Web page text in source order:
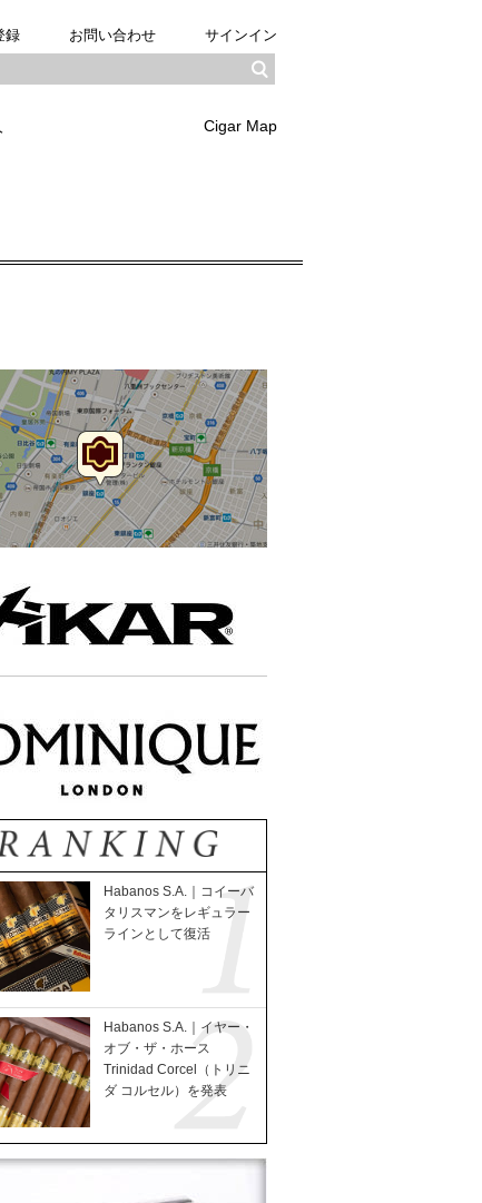
録 お問い合わせ サインイン
Cigar Map
Habanos S.A.｜コイーバ
タリスマンをレギュラー
ラインとして復活
Habanos S.A.｜イヤー・
オブ・ザ・ホース
Trinidad Corcel（トリニ
ダ コルセル）を発表